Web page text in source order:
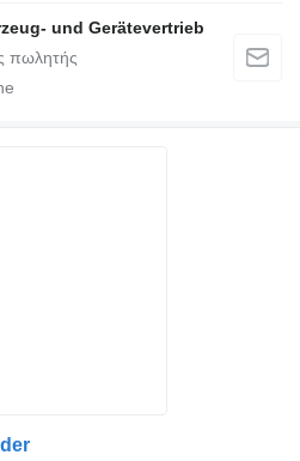
und Gerätevertrieb